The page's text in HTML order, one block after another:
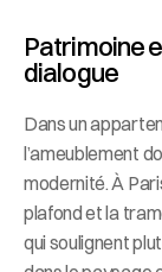
Patrimoine
dialogue
Dans un
l’ameublement
modernité. À
plafond et la
qui soulignent